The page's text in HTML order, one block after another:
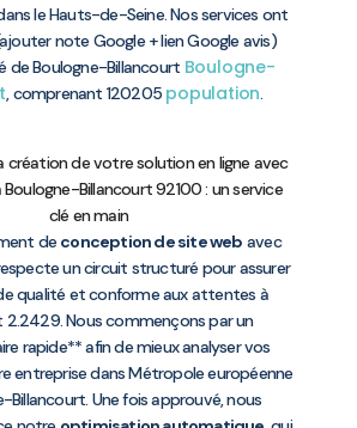
le Hauts-de-Seine. Nos services ont
note Google + lien Google avis)
de Boulogne-Billancourt Boulogne-
, comprenant 120205 population.
création de votre solution en ligne avec
Billancourt 92100 : un service
clé en main
de conception de site web avec
un circuit structuré pour assurer
qualité et conforme aux attentes à
2.2429. Nous commençons par un
rapide** afin de mieux analyser vos
entreprise dans Métropole européenne
Billancourt. Une fois approuvé, nous